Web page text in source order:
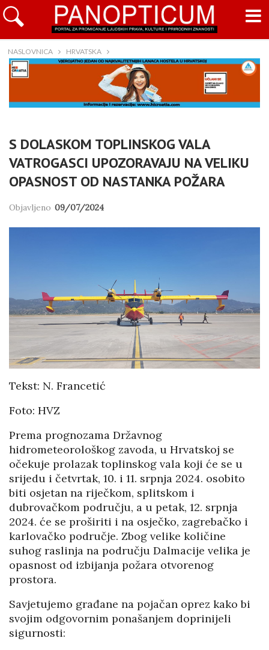
NASLOVNICA HRVATSKA
S DOLASKOM TOPLINSKOG VALA
VATROGASCI UPOZORAVAJU NA VELIKU
OPASNOST OD NASTANKA POŽARA
Objavljeno 09/07/2024
Tekst: N. Francetić
Foto: HVZ
Prema prognozama Državnog
hidrometeorološkog zavoda, u Hrvatskoj se
očekuje prolazak toplinskog vala koji će se u
srijedu i četvrtak, 10. i 11. srpnja 2024. osobito
biti osjetan na riječkom, splitskom i
dubrovačkom području, a u petak, 12. srpnja
2024. će se proširiti i na osječko, zagrebačko i
karlovačko područje. Zbog velike količine
suhog raslinja na području Dalmacije velika je
opasnost od izbijanja požara otvorenog
prostora.
Savjetujemo građane na pojačan oprez kako bi
svojim odgovornim ponašanjem doprinijeli
sigurnosti: